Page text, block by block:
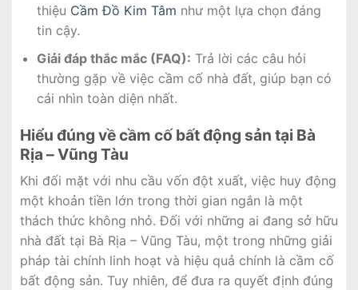
thiệu Cầm Đồ Kim Tâm như một lựa chọn đáng
tin cậy.
Giải đáp thắc mắc (FAQ): Trả lời các câu hỏi
thường gặp về việc cầm cố nhà đất, giúp bạn có
cái nhìn toàn diện nhất.
Hiểu đúng về cầm cố bất động sản tại Bà
Rịa – Vũng Tàu
Khi đối mặt với nhu cầu vốn đột xuất, việc huy động
một khoản tiền lớn trong thời gian ngắn là một
thách thức không nhỏ. Đối với những ai đang sở hữu
nhà đất tại Bà Rịa – Vũng Tàu, một trong những giải
pháp tài chính linh hoạt và hiệu quả chính là cầm cố
bất động sản. Tuy nhiên, để đưa ra quyết định đúng